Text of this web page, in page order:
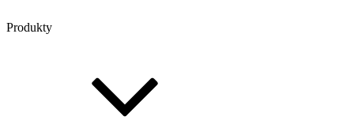
Produkty